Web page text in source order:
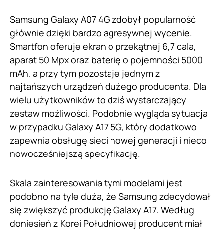
Samsung Galaxy A07 4G zdobył popularność
głównie dzięki bardzo agresywnej wycenie.
Smartfon oferuje ekran o przekątnej 6,7 cala,
aparat 50 Mpx oraz baterię o pojemności 5000
mAh, a przy tym pozostaje jednym z
najtańszych urządzeń dużego producenta. Dla
wielu użytkowników to dziś wystarczający
zestaw możliwości. Podobnie wygląda sytuacja
w przypadku Galaxy A17 5G, który dodatkowo
zapewnia obsługę sieci nowej generacji i nieco
nowocześniejszą specyfikację.
Skala zainteresowania tymi modelami jest
podobno na tyle duża, że Samsung zdecydował
się zwiększyć produkcję Galaxy A17. Według
doniesień z Korei Południowej producent miał